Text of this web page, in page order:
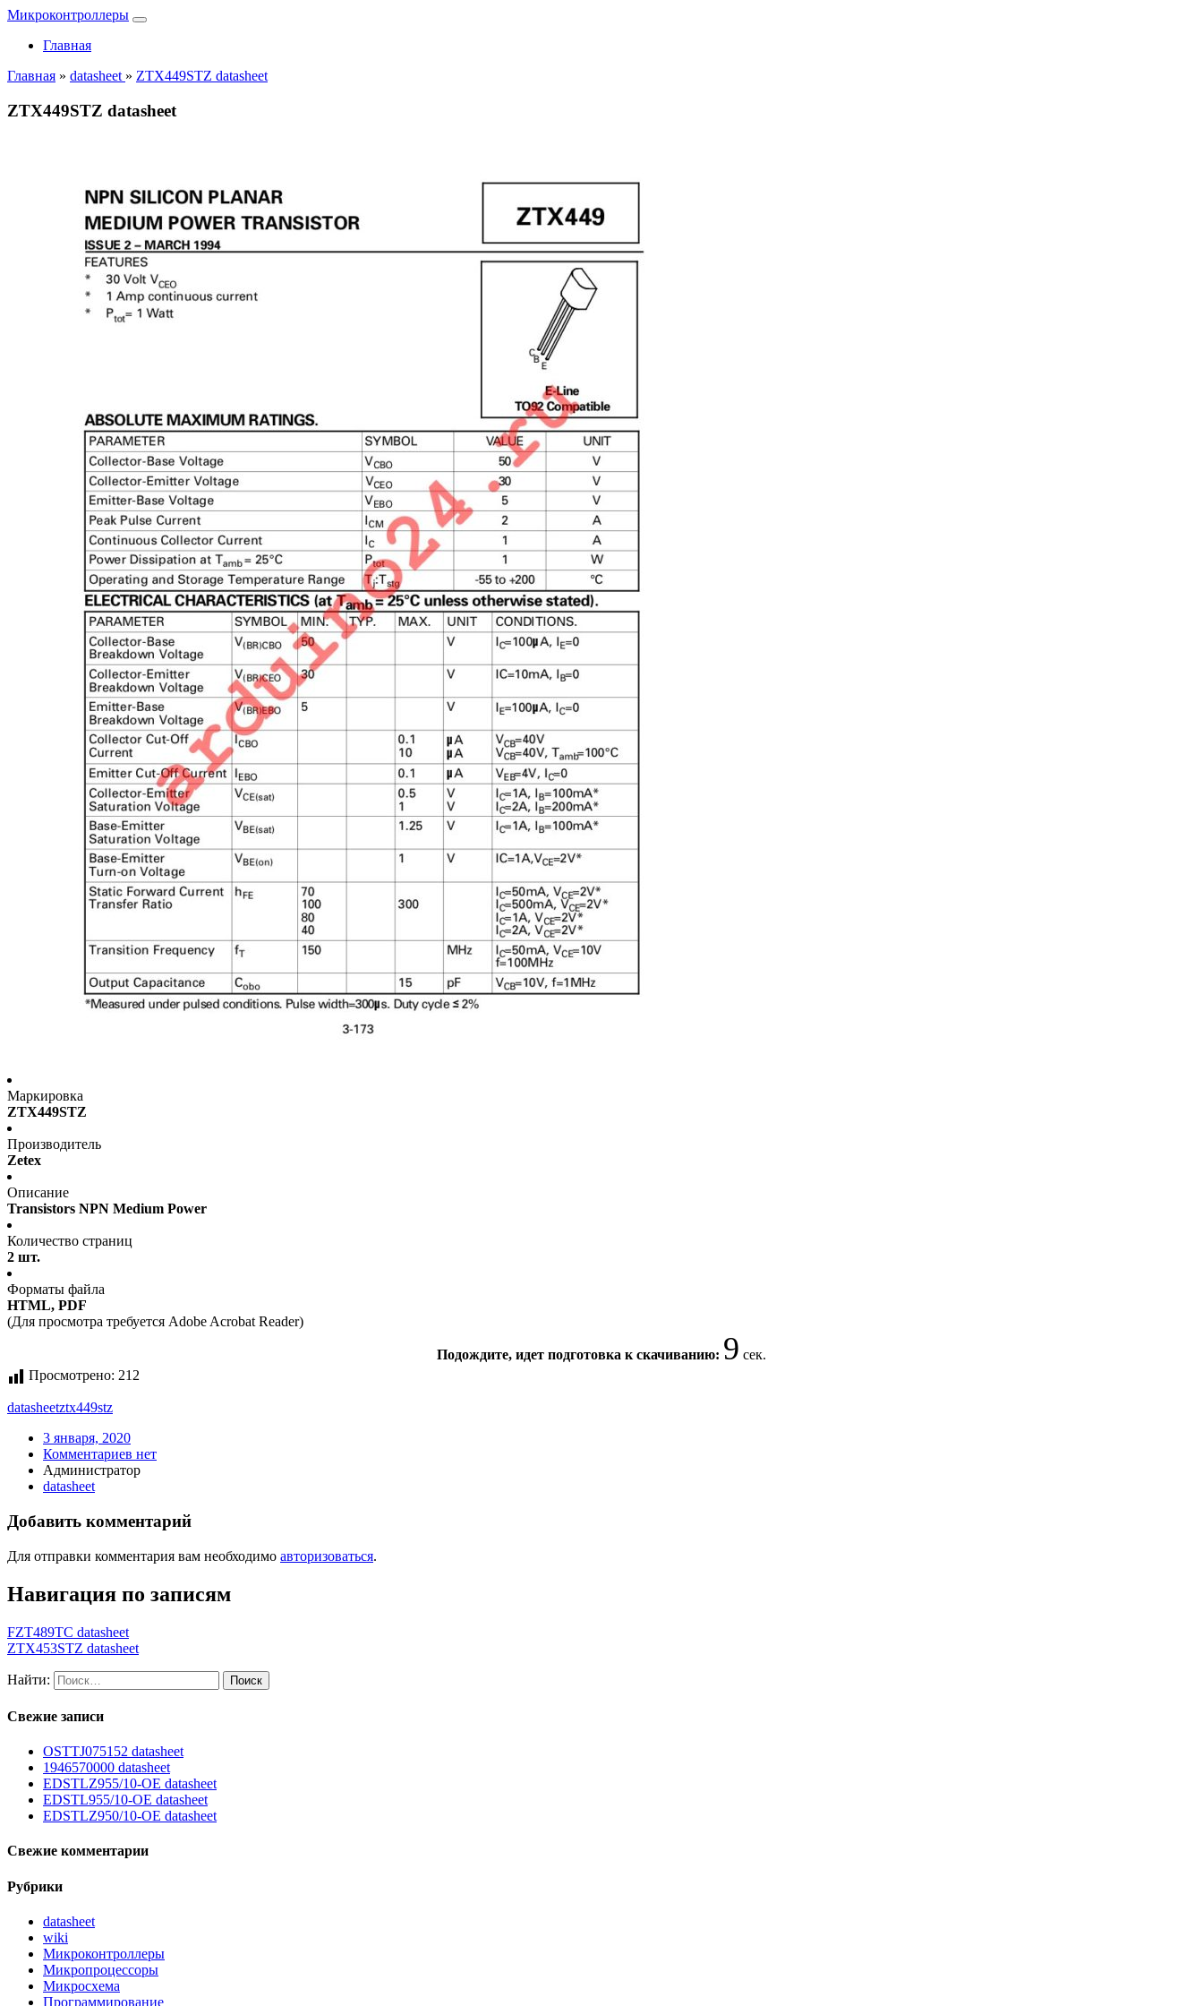
Микроконтроллеры
Главная
Главная » datasheet » ZTX449STZ datasheet
ZTX449STZ datasheet
Маркировка
ZTX449STZ
Производитель
Zetex
Описание
Transistors NPN Medium Power
Количество страниц
2 шт.
Форматы файла
HTML, PDF
(Для просмотра требуется Adobe Acrobat Reader)
Подождите, идет подготовка к скачиванию: 9 сек.
Просмотрено: 212
datasheetztx449stz
3 января, 2020
Комментариев нет
Администратор
datasheet
Добавить комментарий
Для отправки комментария вам необходимо авторизоваться.
Навигация по записям
FZT489TC datasheet
ZTX453STZ datasheet
Найти:
Свежие записи
OSTTJ075152 datasheet
1946570000 datasheet
EDSTLZ955/10-OE datasheet
EDSTL955/10-OE datasheet
EDSTLZ950/10-OE datasheet
Свежие комментарии
Рубрики
datasheet
wiki
Микроконтроллеры
Микропроцессоры
Микросхема
Программирование